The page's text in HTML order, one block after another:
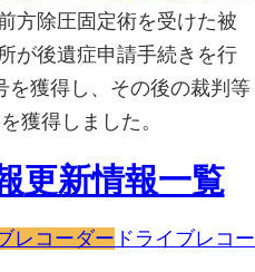
方除圧固定術を受けた被
が後遺症申請手続きを行
を獲得し、その後の裁判等
獲得しました。
更新情報一覧
レコーダー ドライブレコー